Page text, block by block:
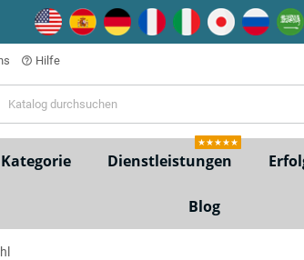
help_outline Hilfe
Kategorie Dienstleistungen
★★★★★
Blog